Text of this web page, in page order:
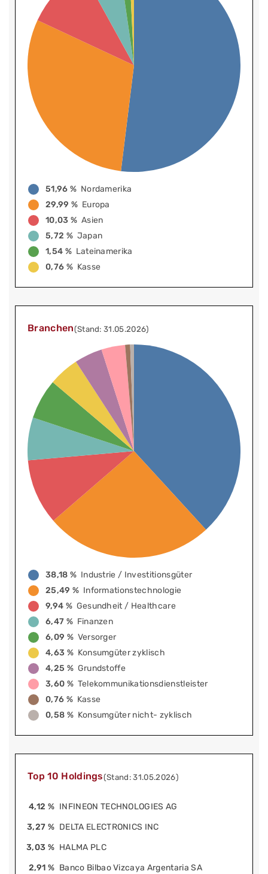
51,96 % Nordamerika
29,99 % Europa
10,03 % Asien
5,72 % Japan
1,54 % Lateinamerika
0,76 % Kasse
Branchen(Stand: 31.05.2026)
38,18 % Industrie / Investitionsgüter
25,49 % Informationstechnologie
9,94 % Gesundheit / Healthcare
6,47 % Finanzen
6,09 % Versorger
4,63 % Konsumgüter zyklisch
4,25 % Grundstoffe
3,60 % Telekommunikationsdienstleister
0,76 % Kasse
0,58 % Konsumgüter nicht- zyklisch
Top 10 Holdings(Stand: 31.05.2026)
4,12 % INFINEON TECHNOLOGIES AG
3,27 % DELTA ELECTRONICS INC
3,03 % HALMA PLC
2,91 % Banco Bilbao Vizcaya Argentaria SA